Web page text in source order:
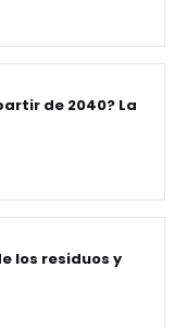
de 2040? La
los residuos y